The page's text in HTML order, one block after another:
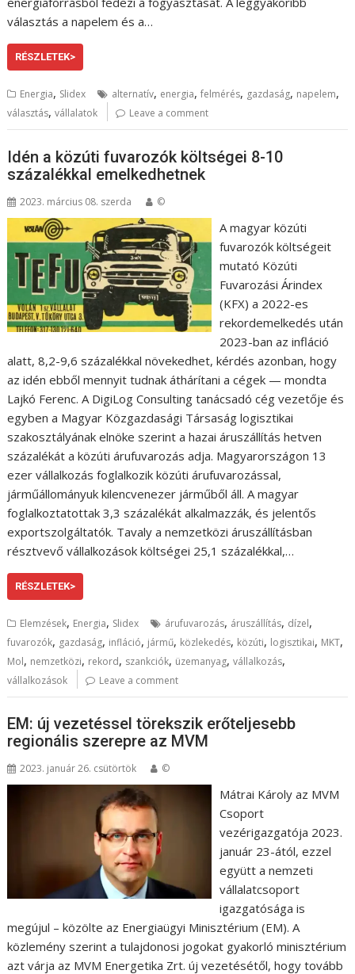
választás a napelem és a…
RÉSZLETEK>
Energia, Slidex alternatív, energia,felmérés, gazdaság, napelem,
választás,vállalatok Leave a comment
Idén a közúti fuvarozók költségei 8-10
százalékkal emelkedhetnek
2023. március 08. szerda ©
A magyar közúti
fuvarozók költségeit
mutató Közúti
Fuvarozási Árindex
(KFX) a 2022-es
rekordemelkedés után
2023-ban az infláció
alatt, 8,2-9,6 százalékkal növekedhet, kérdés azonban, hogy
az idén ebből mennyit tudnak áthárítani a cégek — mondta
Lajkó Ferenc. A DigiLog Consulting tanácsadó cég vezetője és
egyben a Magyar Közgazdasági Társaság logisztikai
szakosztályának elnöke szerint a hazai áruszállítás hetven
százalékát a közúti árufuvarozás adja. Magyarországon 13
ezer vállalkozás foglalkozik közúti árufuvarozással,
járműállományuk kilencvenezer járműből áll. A magyar
foglalkoztatottak 3,3 százalékát alkalmazzák, és jelentős
exportszolgáltatók. Tavaly a nemzetközi áruszállításban
résztvevő vállalkozások költségei 25,1 százalékkal,…
RÉSZLETEK>
Elemzések, Energia, Slidex árufuvarozás, áruszállítás, dízel,
fuvarozók, gazdaság, infláció, jármű, közlekedés, közúti, logisztikai, MKT,
Mol, nemzetközi, rekord, szankciók, üzemanyag,vállalkozás,
vállalkozások Leave a comment
EM: új vezetéssel törekszik erőteljesebb
regionális szerepre az MVM
2023. január 26. csütörtök ©
Mátrai Károly az MVM
Csoport
vezérigazgatója 2023.
január 23-ától, ezzel
együtt a nemzeti
vállalatcsoport
igazgatósága is
megújul – közölte az Energiaügyi Minisztérium (EM). A
közlemény szerint a tulajdonosi jogokat gyakorló minisztérium
azt várja az MVM Energetika Zrt. új vezetésétől, hogy tovább